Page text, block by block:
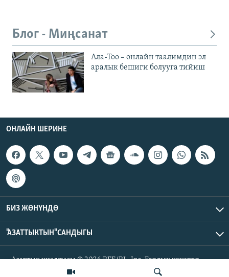
Блог - Миңсанат
Ала-Тоо – онлайн таалимдин эл
аралык бешиги болууга тийиш
ОНЛАЙН ШЕРИНЕ
БИЗ ЖӨНҮНДӨ
"АЗАТТЫКТЫН" САНДЫГЫ
Азаттык үналгысы © 2026 RFE/RL, Inc. Бардык укуктар